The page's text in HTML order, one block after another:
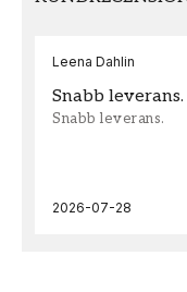
Leena Dahlin
Snabb leverans.
Snabb leverans.
2026-07-28